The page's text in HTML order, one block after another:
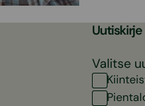
Uutiskirje
Valitse